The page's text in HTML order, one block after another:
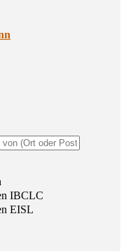
IBCLC
EISL